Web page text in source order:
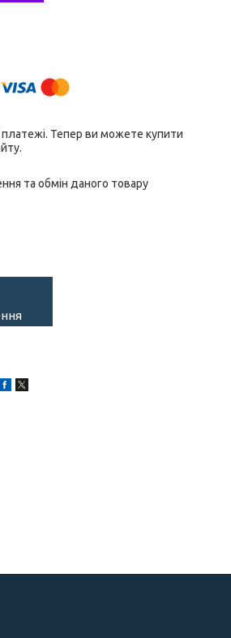
платежі. Тепер ви можете купити
та обмін даного товару